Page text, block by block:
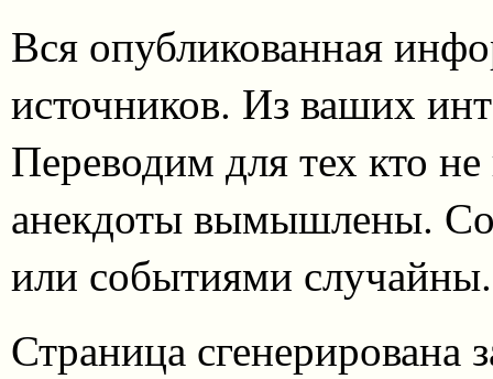
Вся опубликованная
источников. Из ваших
Переводим для тех кто
анекдоты вымышлены.
или событиями случайны.
Страница сгенерирована